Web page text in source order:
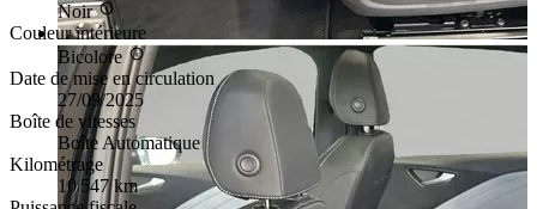
Noir
Couleur intérieure
Bicolore
Date de mise en circulation
27/09/2025
Boîte de vitesses
Boîte Automatique
Kilométrage
10 547 km